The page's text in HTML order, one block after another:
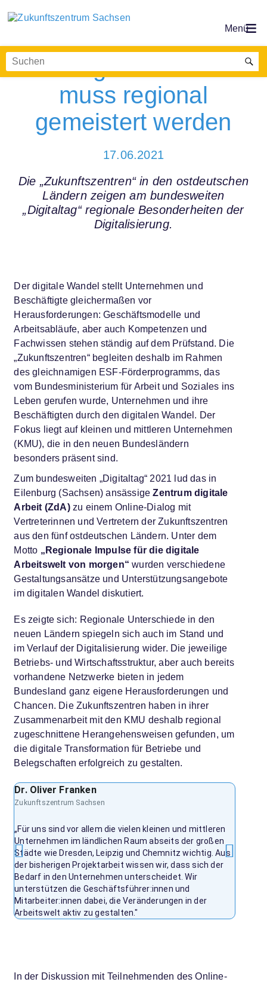
Der digitale Wandel
muss regional
gemeistert werden
17.06.2021
Die „Zukunftszentren“ in den ostdeutschen
Ländern zeigen am bundesweiten
„Digitaltag“ regionale Besonderheiten der
Digitalisierung.
Der digitale Wandel stellt Unternehmen und
Beschäftigte gleichermaßen vor
Herausforderungen: Geschäftsmodelle und
Arbeitsabläufe, aber auch Kompetenzen und
Fachwissen stehen ständig auf dem Prüfstand. Die
„Zukunftszentren“ begleiten deshalb im Rahmen
des gleichnamigen ESF-Förderprogramms, das
vom Bundesministerium für Arbeit und Soziales ins
Leben gerufen wurde, Unternehmen und ihre
Beschäftigten durch den digitalen Wandel. Der
Fokus liegt auf kleinen und mittleren Unternehmen
(KMU), die in den neuen Bundesländern
besonders präsent sind.
Zum bundesweiten „Digitaltag“ 2021 lud das in
Eilenburg (Sachsen) ansässigeZentrum digitale
Arbeit (ZdA)zu einem Online-Dialog mit
Vertreterinnen und Vertretern der Zukunftszentren
aus den fünf ostdeutschen Ländern. Unter dem
Motto „Regionale Impulse für die digitale
Arbeitswelt von morgen“ wurden verschiedene
Gestaltungsansätze und Unterstützungsangebote
im digitalen Wandel diskutiert.
Es zeigte sich: Regionale Unterschiede in den
neuen Ländern spiegeln sich auch im Stand und
im Verlauf der Digitalisierung wider. Die jeweilige
Betriebs- und Wirtschaftsstruktur, aber auch bereits
vorhandene Netzwerke bieten in jedem
Bundesland ganz eigene Herausforderungen und
Chancen. Die Zukunftszentren haben in ihrer
Zusammenarbeit mit den KMU deshalb regional
zugeschnittene Herangehensweisen gefunden, um
die digitale Transformation für Betriebe und
Belegschaften erfolgreich zu gestalten.
Dr. Oliver Franken
Zukunftszentrum Sachsen
„Für uns sind vor allem die vielen kleinen und mittleren
Unternehmen im ländlichen Raum abseits der großen
Städte wie Dresden, Leipzig und Chemnitz wichtig. Aus
der bisherigen Projektarbeit wissen wir, dass sich der
Bedarf in den Unternehmen unterscheidet. Wir
unterstützen die Geschäftsführer:innen und
Mitarbeiter:innen dabei, die Veränderungen in der
Arbeitswelt aktiv zu gestalten."
In der Diskussion mit Teilnehmenden des Online-